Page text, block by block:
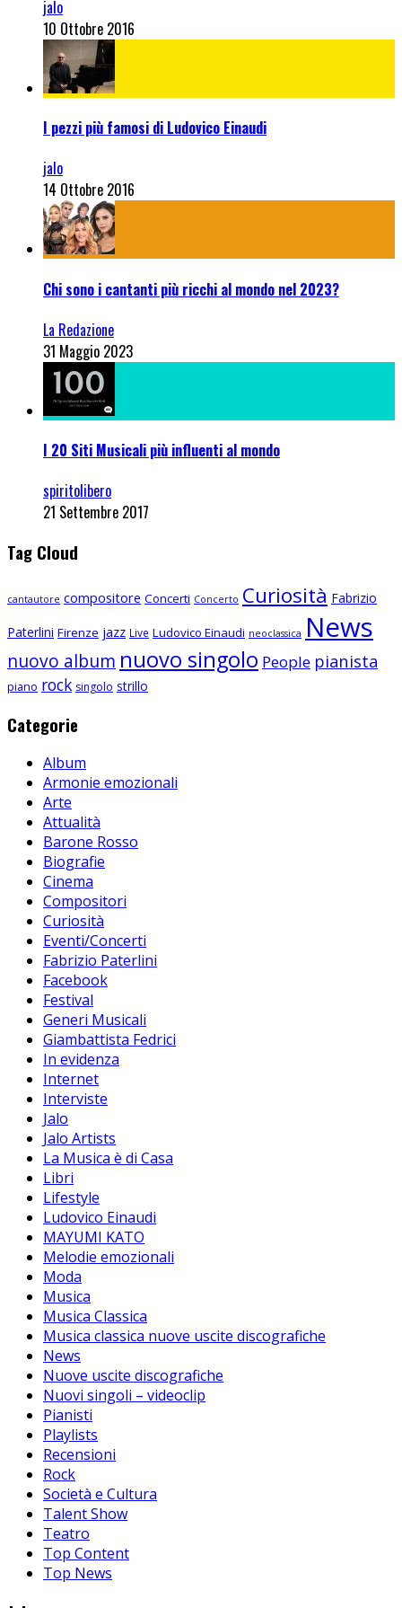
jalo
10 Ottobre 2016
I pezzi più famosi di Ludovico Einaudi
jalo
14 Ottobre 2016
Chi sono i cantanti più ricchi al mondo nel 2023?
La Redazione
31 Maggio 2023
I 20 Siti Musicali più influenti al mondo
spiritolibero
21 Settembre 2017
Tag Cloud
cantautore compositore Concerti Concerto Curiosità Fabrizio
Paterlini Firenze jazz Live Ludovico Einaudi neoclassica News
nuovo album nuovo singolo People pianista
piano rock singolo strillo
Categorie
Album
Armonie emozionali
Arte
Attualità
Barone Rosso
Biografie
Cinema
Compositori
Curiosità
Eventi/Concerti
Fabrizio Paterlini
Facebook
Festival
Generi Musicali
Giambattista Fedrici
In evidenza
Internet
Interviste
Jalo
Jalo Artists
La Musica è di Casa
Libri
Lifestyle
Ludovico Einaudi
MAYUMI KATO
Melodie emozionali
Moda
Musica
Musica Classica
Musica classica nuove uscite discografiche
News
Nuove uscite discografiche
Nuovi singoli – videoclip
Pianisti
Playlists
Recensioni
Rock
Società e Cultura
Talent Show
Teatro
Top Content
Top News